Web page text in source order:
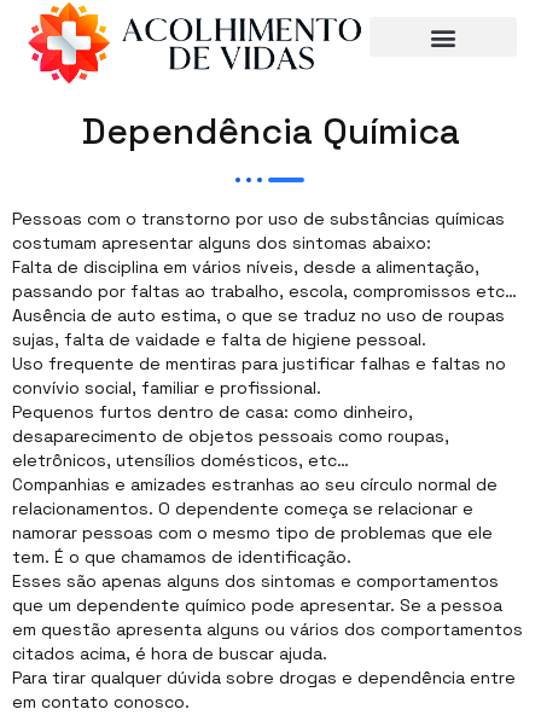
Dependência Química
Pessoas com o transtorno por uso de substâncias químicas
costumam apresentar alguns dos sintomas abaixo:
Falta de disciplina em vários níveis, desde a alimentação,
passando por faltas ao trabalho, escola, compromissos etc…
Ausência de auto estima, o que se traduz no uso de roupas
sujas, falta de vaidade e falta de higiene pessoal.
Uso frequente de mentiras para justificar falhas e faltas no
convívio social, familiar e profissional.
Pequenos furtos dentro de casa: como dinheiro,
desaparecimento de objetos pessoais como roupas,
eletrônicos, utensílios domésticos, etc…
Companhias e amizades estranhas ao seu círculo normal de
relacionamentos. O dependente começa se relacionar e
namorar pessoas com o mesmo tipo de problemas que ele
tem. É o que chamamos de identificação.
Esses são apenas alguns dos sintomas e comportamentos
que um dependente químico pode apresentar. Se a pessoa
em questão apresenta alguns ou vários dos comportamentos
citados acima, é hora de buscar ajuda.
Para tirar qualquer dúvida sobre drogas e dependência entre
em contato conosco.